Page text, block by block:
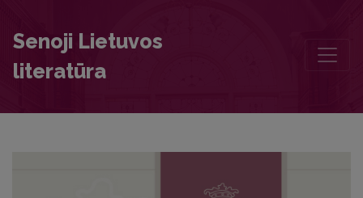
Senoji Lietuvos
literatūra